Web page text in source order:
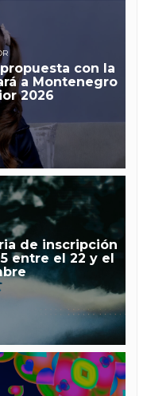
con la
a Montenegro
2026
de inscripción
entre el 22 y el